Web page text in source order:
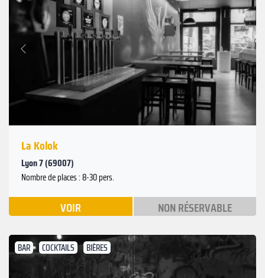
Précédent
Suivant
La Kolok
Lyon 7 (69007)
Nombre de places : 8-30 pers.
VOIR NON RÉSERVABLE
BAR COCKTAILS BIÈRES